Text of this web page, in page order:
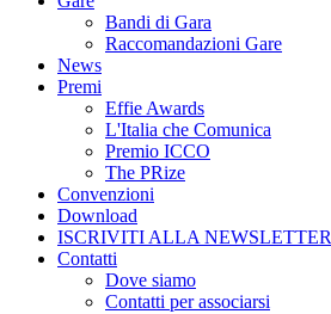
Bandi di Gara
Raccomandazioni Gare
News
Premi
Effie Awards
L'Italia che Comunica
Premio ICCO
The PRize
Convenzioni
Download
ISCRIVITI ALLA NEWSLETTER
Contatti
Dove siamo
Contatti per associarsi